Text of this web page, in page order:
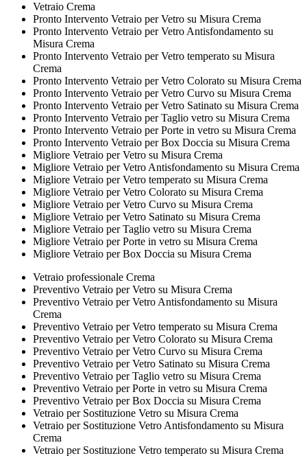
Vetraio Crema
Pronto Intervento Vetraio per Vetro su Misura Crema
Pronto Intervento Vetraio per Vetro Antisfondamento su
Misura Crema
Pronto Intervento Vetraio per Vetro temperato su Misura
Crema
Pronto Intervento Vetraio per Vetro Colorato su Misura Crema
Pronto Intervento Vetraio per Vetro Curvo su Misura Crema
Pronto Intervento Vetraio per Vetro Satinato su Misura Crema
Pronto Intervento Vetraio per Taglio vetro su Misura Crema
Pronto Intervento Vetraio per Porte in vetro su Misura Crema
Pronto Intervento Vetraio per Box Doccia su Misura Crema
Migliore Vetraio per Vetro su Misura Crema
Migliore Vetraio per Vetro Antisfondamento su Misura Crema
Migliore Vetraio per Vetro temperato su Misura Crema
Migliore Vetraio per Vetro Colorato su Misura Crema
Migliore Vetraio per Vetro Curvo su Misura Crema
Migliore Vetraio per Vetro Satinato su Misura Crema
Migliore Vetraio per Taglio vetro su Misura Crema
Migliore Vetraio per Porte in vetro su Misura Crema
Migliore Vetraio per Box Doccia su Misura Crema
Vetraio professionale Crema
Preventivo Vetraio per Vetro su Misura Crema
Preventivo Vetraio per Vetro Antisfondamento su Misura
Crema
Preventivo Vetraio per Vetro temperato su Misura Crema
Preventivo Vetraio per Vetro Colorato su Misura Crema
Preventivo Vetraio per Vetro Curvo su Misura Crema
Preventivo Vetraio per Vetro Satinato su Misura Crema
Preventivo Vetraio per Taglio vetro su Misura Crema
Preventivo Vetraio per Porte in vetro su Misura Crema
Preventivo Vetraio per Box Doccia su Misura Crema
Vetraio per Sostituzione Vetro su Misura Crema
Vetraio per Sostituzione Vetro Antisfondamento su Misura
Crema
Vetraio per Sostituzione Vetro temperato su Misura Crema